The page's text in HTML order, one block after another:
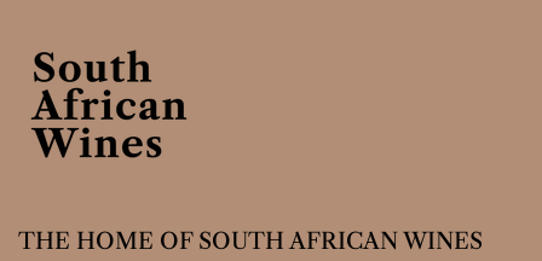
THE HOME OF SOUTH AFRICAN WINES